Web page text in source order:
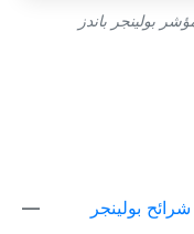
شرائح بولينجر